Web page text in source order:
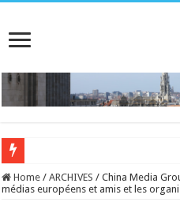
Home / ARCHIVES / China Media
médias européens et amis et les